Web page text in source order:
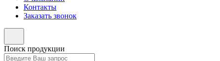
Контакты
Заказать звонок
Поиск продукции